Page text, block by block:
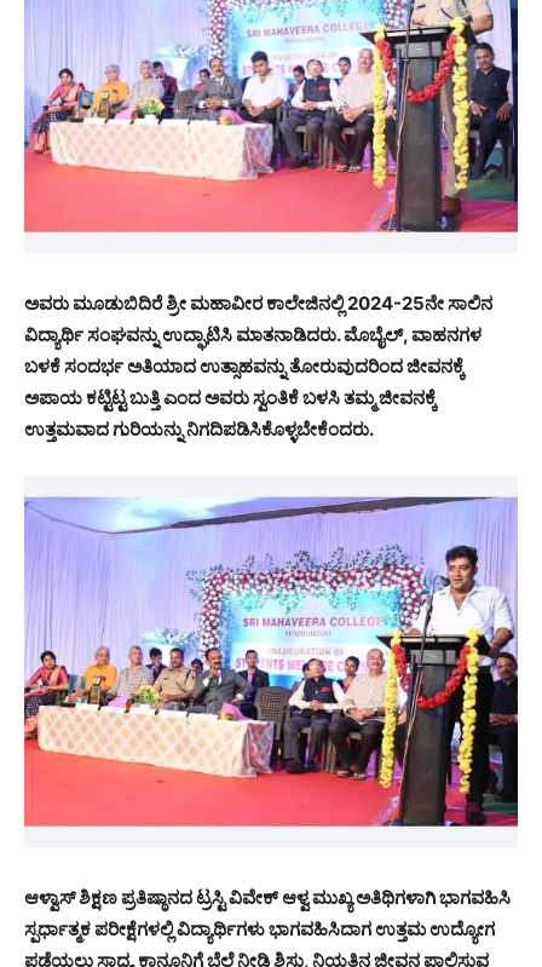
ಅವರು ಮೂಡುಬಿದಿರೆ ಶ್ರೀ ಮಹಾವೀರ ಕಾಲೇಜಿನಲ್ಲಿ 2024-25ನೇ ಸಾಲಿನ
ವಿದ್ಯಾರ್ಥಿ ಸಂಘವನ್ನು ಉದ್ಘಾಟಿಸಿ ಮಾತನಾಡಿದರು. ಮೊಬೈಲ್, ವಾಹನಗಳ
ಬಳಕೆ ಸಂದರ್ಭ ಅತಿಯಾದ ಉತ್ಸಾಹವನ್ನು ತೋರುವುದರಿಂದ ಜೀವನಕ್ಕೆ
ಅಪಾಯ ಕಟ್ಟಿಟ್ಟ ಬುತ್ತಿ ಎಂದ ಅವರು ಸ್ವಂತಿಕೆ ಬಳಸಿ ತಮ್ಮ ಜೀವನಕ್ಕೆ
ಉತ್ತಮವಾದ ಗುರಿಯನ್ನು ನಿಗದಿಪಡಿಸಿಕೊಳ್ಳಬೇಕೆಂದರು.
ಆಳ್ವಾಸ್ ಶಿಕ್ಷಣ ಪ್ರತಿಷ್ಠಾನದ ಟ್ರಸ್ಟಿ ವಿವೇಕ್ ಆಳ್ವ ಮುಖ್ಯ ಅತಿಥಿಗಳಾಗಿ ಭಾಗವಹಿಸಿ
ಸ್ಪರ್ಧಾತ್ಮಕ ಪರೀಕ್ಷೆಗಳಲ್ಲಿ ವಿದ್ಯಾರ್ಥಿಗಳು ಭಾಗವಹಿಸಿದಾಗ ಉತ್ತಮ ಉದ್ಯೋಗ
ಪಡೆಯಲು ಸಾಧ್ಯ. ಕಾನೂನಿಗೆ ಬೆಲೆ ನೀಡಿ ಶಿಸ್ತು, ನಿಯತ್ತಿನ ಜೀವನ ಪಾಲಿಸುವ